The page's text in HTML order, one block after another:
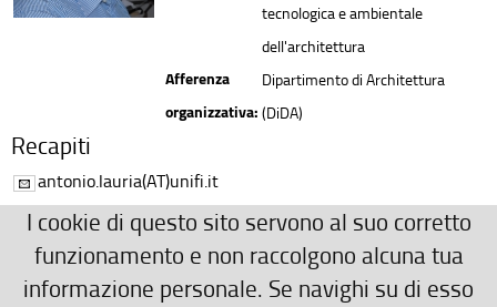
tecnologica e ambientale
dell'architettura
Afferenza
organizzativa:
Dipartimento di Architettura
(DiDA)
Recapiti
antonio.lauria(AT)unifi.it
Ulteriori Recapiti
https://didaresearch.unifi.it/?
I cookie di questo sito servono al suo corretto
funzionamento e non raccolgono alcuna tua
informazione personale. Se navighi su di esso